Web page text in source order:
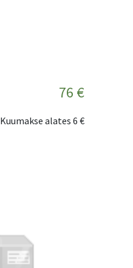
76 €
Kuumakse alates 6 €